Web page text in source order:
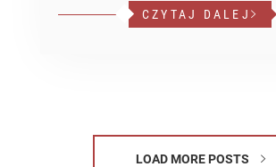
CZYTAJ DALEJ
LOAD MORE POSTS